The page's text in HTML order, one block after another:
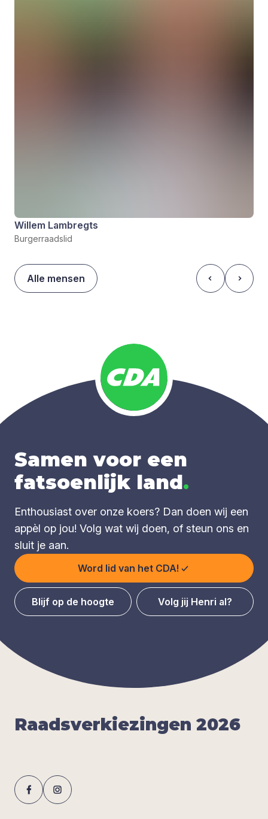
Willem Lambregts
Burgerraadslid
Alle mensen
Samen voor een
fatsoenlijk land.
Enthousiast over onze koers? Dan doen wij een
appèl op jou! Volg wat wij doen, of steun ons en
sluit je aan.
Word lid van het CDA!
Blijf op de hoogte Volg jij Henri al?
Raads­ver­kie­zin­gen 2026